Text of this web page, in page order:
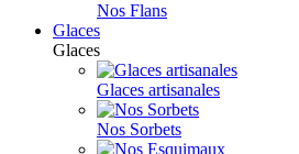
Nos Flans
Glaces
Glaces
Glaces artisanales
Nos Sorbets